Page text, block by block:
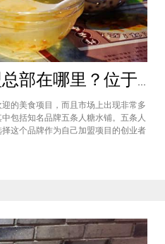
五条人糖水铺加盟总部在哪里？位于福建厦门欢迎大家前来考察
的美食项目，而且市场上出现非常多
包括知名品牌五条人糖水铺。五条人
这个品牌作为自己加盟项目的创业者
加盟情况，欢迎大家前来考察。五条